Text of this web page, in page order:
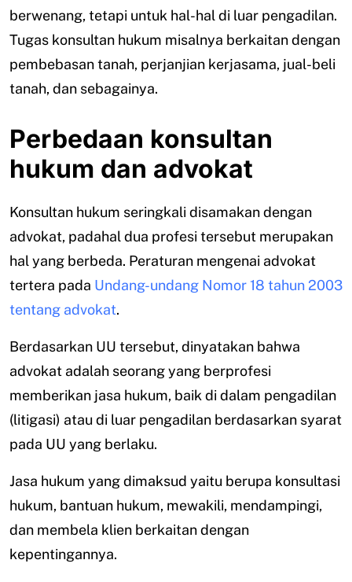
berwenang, tetapi untuk hal-hal di luar pengadilan.
Tugas konsultan hukum misalnya berkaitan dengan
pembebasan tanah, perjanjian kerjasama, jual-beli
tanah, dan sebagainya.
Perbedaan konsultan
hukum dan advokat
Konsultan hukum seringkali disamakan dengan
advokat, padahal dua profesi tersebut merupakan
hal yang berbeda. Peraturan mengenai advokat
tertera pada Undang-undang Nomor 18 tahun 2003
tentang advokat.
Berdasarkan UU tersebut, dinyatakan bahwa
advokat adalah seorang yang berprofesi
memberikan jasa hukum, baik di dalam pengadilan
(litigasi) atau di luar pengadilan berdasarkan syarat
pada UU yang berlaku.
Jasa hukum yang dimaksud yaitu berupa konsultasi
hukum, bantuan hukum, mewakili, mendampingi,
dan membela klien berkaitan dengan
kepentingannya.